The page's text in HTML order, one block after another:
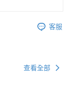
客服
查看全部